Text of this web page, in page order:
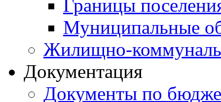
Границы
Муниципальные
Жилищно-
Документация
Документы по